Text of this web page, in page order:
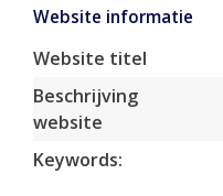
Website informatie
Website titel
Beschrijving
website
Keywords: